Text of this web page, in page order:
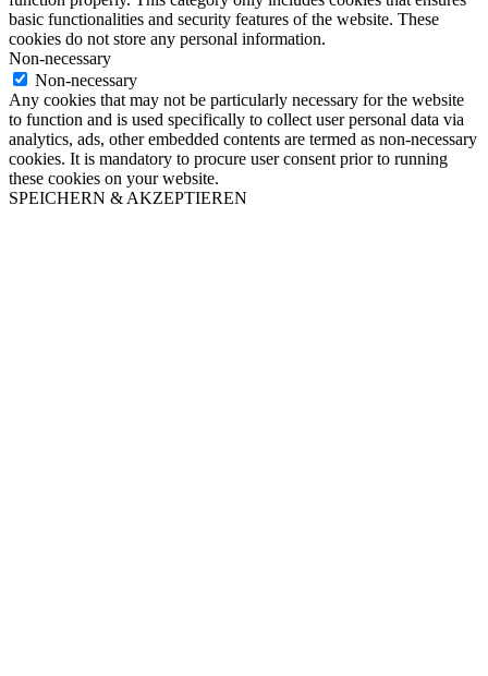
basic functionalities and security features of the website. These
cookies do not store any personal information.
Non-necessary
Non-necessary
Any cookies that may not be particularly necessary for the website
to function and is used specifically to collect user personal data via
analytics, ads, other embedded contents are termed as non-necessary
cookies. It is mandatory to procure user consent prior to running
these cookies on your website.
SPEICHERN & AKZEPTIEREN